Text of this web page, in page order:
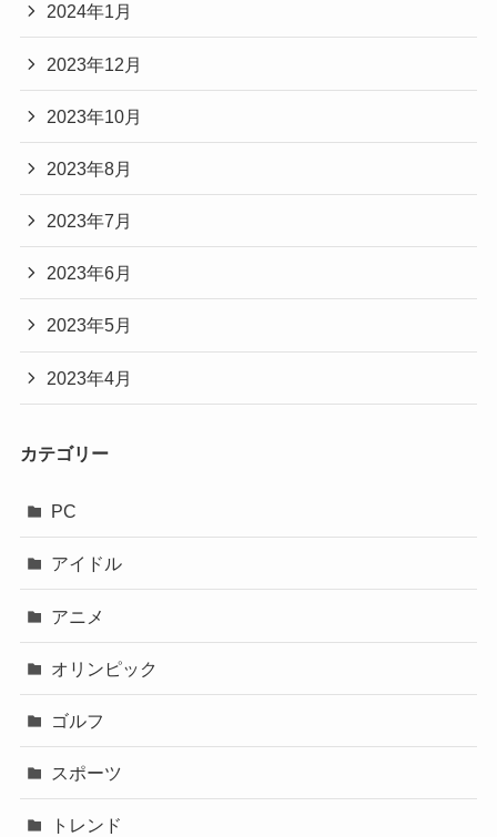
2024年1月
2023年12月
2023年10月
2023年8月
2023年7月
2023年6月
2023年5月
2023年4月
カテゴリー
PC
アイドル
アニメ
オリンピック
ゴルフ
スポーツ
トレンド